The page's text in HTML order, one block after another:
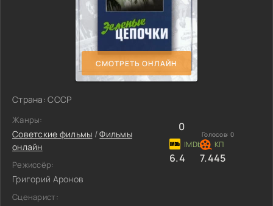
СМОТРЕТЬ ОНЛАЙН
Страна: СССР
Жанры:
Советские фильмы /Фильмы
онлайн
Режиссёр:
Григорий Аронов
Сценарист:
0
Голосов: 0
6.4 7.445